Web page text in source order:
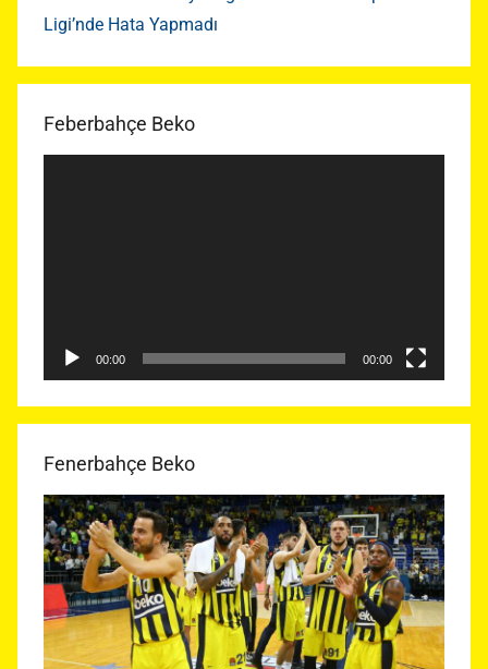
Ligi’nde Hata Yapmadı
Feberbahçe Beko
00:00 00:00
Fenerbahçe Beko